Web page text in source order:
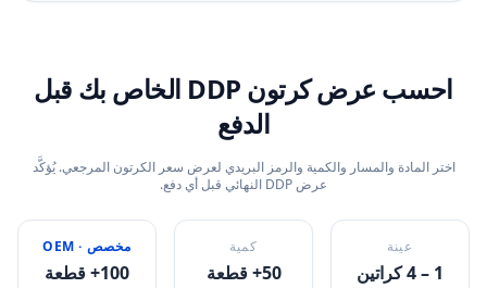
احسب عرض كرتون DDP الخاص بك قبل
الدفع
اختر المادة والمسار والكمية والرمز البريدي لعرض سعر الكرتون المرجعي. يُؤكَّد
عرض DDP النهائي قبل أي دفع.
عينة
1 – 4 كراتين
كمية
50+ قطعة
مخصص · OEM
100+ قطعة